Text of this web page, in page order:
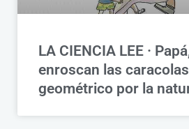
LA CIENCIA LEE ·
enroscan las
geométrico por la